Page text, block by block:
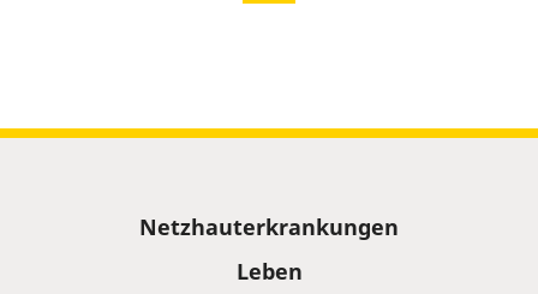
Netzhauterkrankungen
Leben